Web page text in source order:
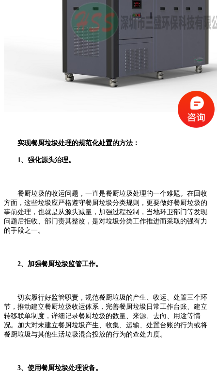
实现餐厨垃圾处理的规范化处置的方法：
1、强化源头治理。
餐厨垃圾的收运问题，一直是餐厨垃圾处理的一个难题。在回收
方面，这些垃圾应严格遵守餐厨垃圾分类规则，更要做好餐厨垃圾的
事前处理，也就是从源头减量，加强过程控制，当地环卫部门等发现
问题后拒收、部门责其整改，是对垃圾分类工作推进而采取的强有力
的手段之一。
2、加强餐厨垃圾监管工作。
切实履行好监管职责，规范餐厨垃圾的产生、收运、处置三个环
节，推动建立餐厨垃圾收运体系，完善餐厨垃圾日常工作台账、建立
转移联单制度，详细记录餐厨垃圾的数量、来源、去向、用途等情
况。加大对未建立餐厨垃圾产生、收集、运输、处置台账的行为或将
餐厨垃圾与其他生活垃圾混合投放的行为的查处力度。
3、使用餐厨垃圾处理设备。